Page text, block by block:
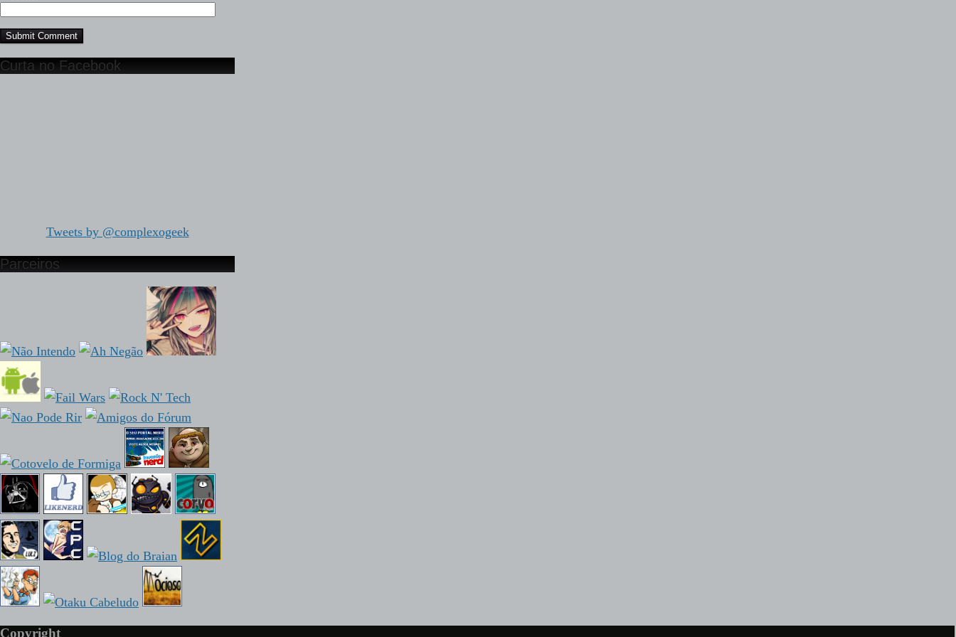
Curta no Facebook
Tweets by @complexogeek
Parceiros
Copyright